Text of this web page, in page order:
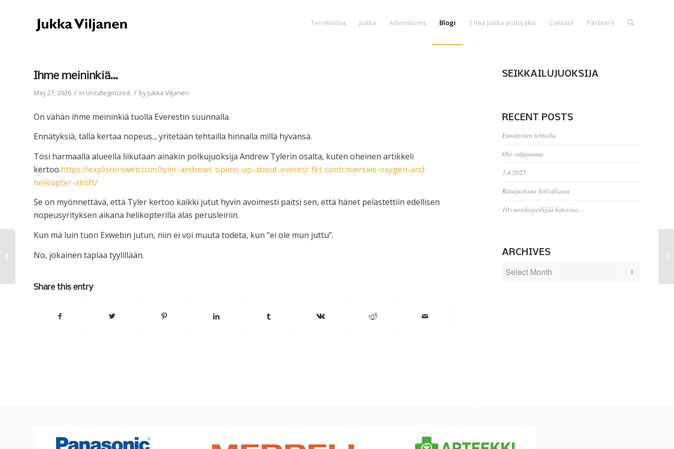
Tervetuloa Jukka Adventures Blogi Tilaa Jukka puhujaksi Contact Partners
Ihme meininkiä…
May 27, 2026 / in Uncategorized / byJukka Viljanen
On vähän ihme meininkiä tuolla Everestin suunnalla.
Ennätyksiä, tällä kertaa nopeus.., yritetään tehtailla hinnalla millä hyvänsä.
Tosi harmaalla alueella liikutaan ainakin polkujuoksija Andrew Tylerin osalta, kuten oheinen artikkeli
kertoo.https://explorersweb.com/tyler-andrews-opens-up-about-everest-fkt-controversies-oxygen-and-
helicopter-airlift/
Se on myönnettävä, että Tyler kertoo kaikki jutut hyvin avoimesti paitsi sen, että hänet pelastettiin edellisen
nopeusyrityksen aikana helikopterilla alas perusleiriin.
Kun mä luin tuon Exwebin jutun, niin ei voi muuta todeta, kun “ei ole mun juttu”.
No, jokainen taplaa tyylillään.
Share this entry
SEIKKAILUJUOKSIJA
RECENT POSTS
Ennätysten tehtailu
Ole valppaana
3.4.2027
Ratajuoksua Solvallassa
10 vuorikiipeilijää kateissa…
ARCHIVES
Tuplatreeni